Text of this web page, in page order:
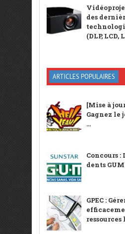
des
(DLP, LCD,
ARTICLES POPULAIRES
[Mise à
Gagnez le
...
Concours :
dents
GPEC :
ressources